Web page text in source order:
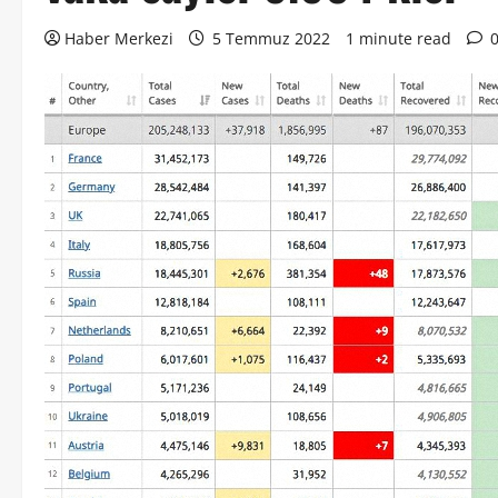
Haber Merkezi 5 Temmuz 2022 1 minute read 0